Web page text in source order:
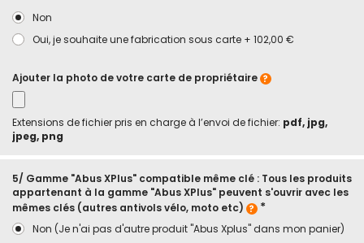
Non
Oui, je souhaite une fabrication sous carte + 102,00 €
Ajouter la photo de votre carte de propriétaire
Extensions de fichier pris en charge à l’envoi de fichier: pdf, jpg,
jpeg, png
5/ Gamme "Abus XPlus" compatible même clé : Tous les produits
appartenant à la gamme "Abus XPlus" peuvent s'ouvrir avec les
mêmes clés (autres antivols vélo, moto etc)
Non (Je n'ai pas d'autre produit "Abus Xplus" dans mon panier)